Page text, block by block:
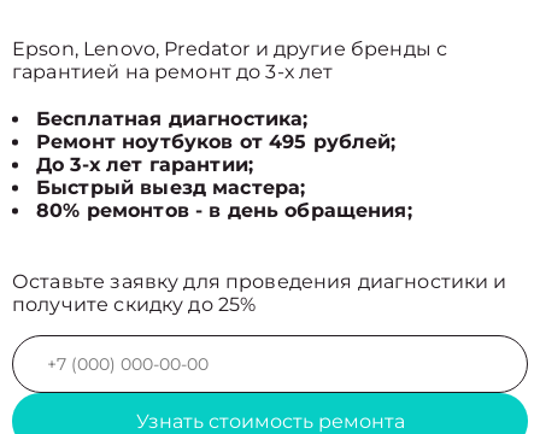
Epson, Lenovo, Predator и другие бренды с
гарантией на ремонт до 3-х лет
Бесплатная диагностика;
Ремонт ноутбуков от 495 рублей;
До 3-х лет гарантии;
Быстрый выезд мастера;
80% ремонтов - в день обращения;
Оставьте заявку для проведения диагностики и
получите скидку до 25%
Узнать стоимость ремонта